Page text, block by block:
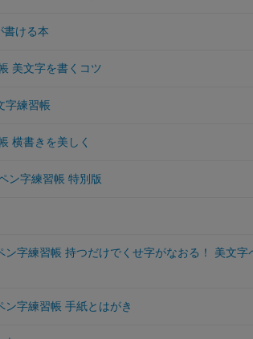
書ける本
美文字を書くコツ
字練習帳
横書きを美しく
ン字練習帳 特別版
字練習帳 持つだけでくせ字がなおる！ 美文字
字練習帳 手紙とはがき